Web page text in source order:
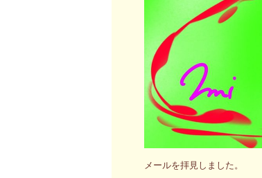
メールを拝見しました。